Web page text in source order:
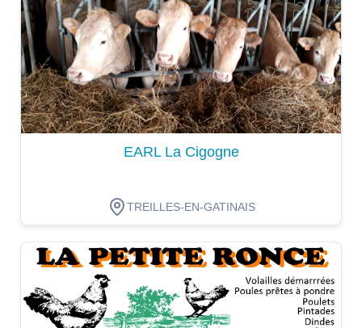
EARL La Cigogne
TREILLES-EN-GATINAIS
Dégustation